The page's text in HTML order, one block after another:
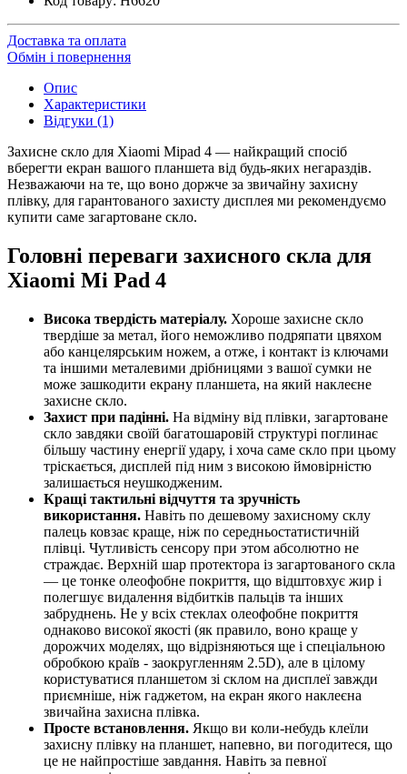
Доставка та оплата
Обмін і повернення
Опис
Характеристики
Відгуки (1)
Захисне скло для Xiaomi Mipad 4 — найкращий спосіб
вберегти екран вашого планшета від будь-яких негараздів.
Незважаючи на те, що воно доржче за звичайну захисну
плівку, для гарантованого захисту дисплея ми рекомендуємо
купити саме загартоване скло.
Головні переваги захисного скла для
Xiaomi Mi Pad 4
Висока твердість матеріалу. Хороше захисне скло
твердіше за метал, його неможливо подряпати цвяхом
або канцелярським ножем, а отже, і контакт із ключами
та іншими металевими дрібницями з вашої сумки не
може зашкодити екрану планшета, на який наклеєне
захисне скло.
Захист при падінні. На відміну від плівки, загартоване
скло завдяки своїй багатошаровій структурі поглинає
більшу частину енергії удару, і хоча саме скло при цьому
тріскається, дисплей під ним з високою ймовірністю
залишається неушкодженим.
Кращі тактильні відчуття та зручність
використання. Навіть по дешевому захисному склу
палець ковзає краще, ніж по середньостатистичній
плівці. Чутливість сенсору при этом абсолютно не
страждає. Верхній шар протектора із загартованого скла
— це тонке олеофобне покриття, що відштовхує жир і
полегшує видалення відбитків пальців та інших
забруднень. Не у всіх стеклах олеофобне покриття
однаково високої якості (як правило, воно краще у
дорожчих моделях, що відрізняються ще і спеціальною
обробкою країв - заокругленням 2.5D), але в цілому
користуватися планшетом зі склом на дисплеї завжди
приємніше, ніж гаджетом, на екран якого наклеєна
звичайна захисна плівка.
Просте встановлення. Якщо ви коли-небудь клеїли
захисну плівку на планшет, напевно, ви погодитеся, що
це не найпростіше завдання. Навіть за певної